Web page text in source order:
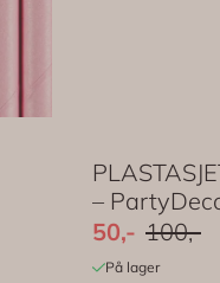
–
50,- 100,-
På lager